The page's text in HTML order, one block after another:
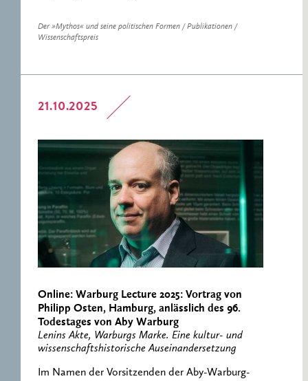
Der »Mythos« und seine politischen Formen / Publikationen /
Wissenschaftspreis
21.10.2025
Online: Warburg Lecture 2025: Vortrag von
Philipp Osten, Hamburg, anlässlich des 96.
Todestages von Aby Warburg
Lenins Akte, Warburgs Marke. Eine kultur- und
wissenschaftshistorische Auseinandersetzung
Im Namen der Vorsitzenden der Aby-Warburg-